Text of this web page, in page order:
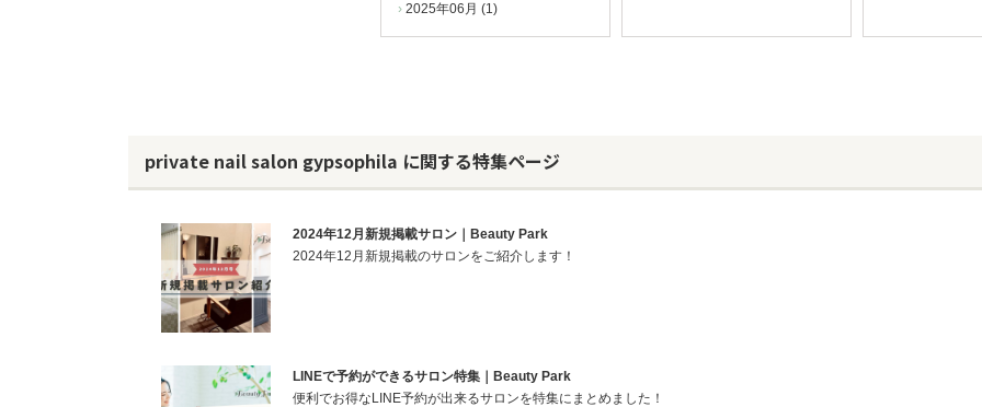
2025年06月 (1)
private nail salon gypsophila に関する特集ページ
2024年12月新規掲載サロン｜Beauty Park
2024年12月新規掲載のサロンをご紹介します！
LINEで予約ができるサロン特集｜Beauty Park
便利でお得なLINE予約が出来るサロンを特集にまとめました！